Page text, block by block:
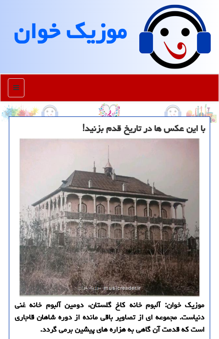
موزیك خوان
منو
با این عكس ها در تاریخ قدم بزنید!
موزیک خوان: آلبوم خانه کاخ گلستان، دومین آلبوم خانه غنی
دنیاست. مجموعه ای از تصاویر باقی مانده از دوره شاهان قاجاری
است که قدمت آن گاهی به هزاره های پیشین برمی گردد.